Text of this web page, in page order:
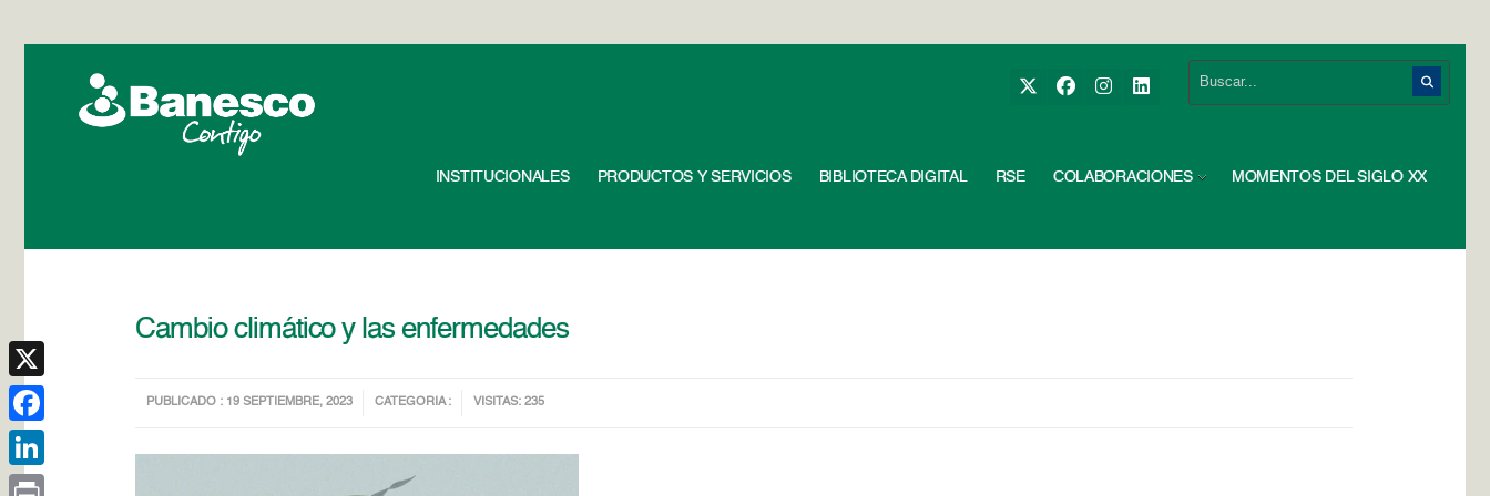
INSTITUCIONALES PRODUCTOS Y SERVICIOS BIBLIOTECA DIGITAL RSE COLABORACIONES MOMENTOS DEL SIGLO XX
Cambio climático y las enfermedades
PUBLICADO : 19 SEPTIEMBRE, 2023 CATEGORIA : VISITAS: 235
X
Facebook
LinkedIn